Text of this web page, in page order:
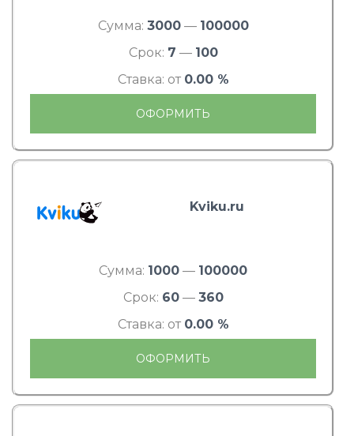
Сумма: 3000— 100000
Срок: 7 — 100
Ставка: от 0.00 %
ОФОРМИТЬ
Kviku.ru
Сумма: 1000 — 100000
Срок: 60— 360
Ставка: от 0.00 %
ОФОРМИТЬ